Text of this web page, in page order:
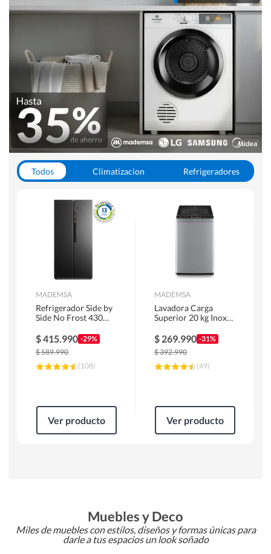
Todos Climatizacion
Refrigeradores
Hornos y Microondas
MADEMSA
Refrigerador Side by
Side No Frost 430
MAS430B
$415.990 -29%
$589.990
(108)
Ver producto
MADEMSA
Lavadora Carga
Superior 20 kg Inox
$ 269.990 -31%
$392.990
(49)
Ver producto
Muebles y Deco
Miles de muebles con estilos, diseños y formas únicas para
darle a tus espacios un look soñado